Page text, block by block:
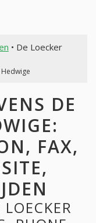
• De Loecker
DE
FAX,